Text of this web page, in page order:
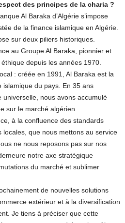
des principes de la charia ?
Al Baraka d’Algérie s’impose
de la finance islamique en Algérie.
sur deux piliers historiques.
au Groupe Al Baraka, pionnier et
depuis les années 1970.
: créée en 1991, Al Baraka est la
islamique du pays. En 35 ans
universelle, nous avons accumulé
sur le marché algérien.
à la confluence des standards
locales, que nous mettons au service
ne nous reposons pas sur nos
notre axe stratégique
du marché et sublimer
de nouvelles solutions
extérieur et à la diversification
Je tiens à préciser que cette